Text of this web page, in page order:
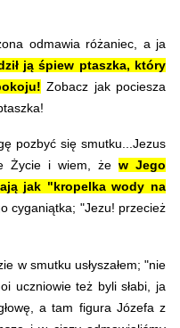
odmawia różaniec, a ja
ją śpiew ptaszka, który
Zobacz jak pociesza
pozbyć się smutku...Jezus
Życie i wiem, że w Jego
jak "kropelka wody na
cyganiątka; "Jezu! przecież
w smutku usłyszałem; "nie
uczniowie też byli słabi, ja
a tam figura Józefa z